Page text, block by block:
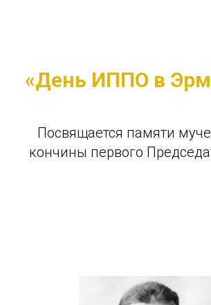
«День ИППО в
Посвящается памяти
кончины первого